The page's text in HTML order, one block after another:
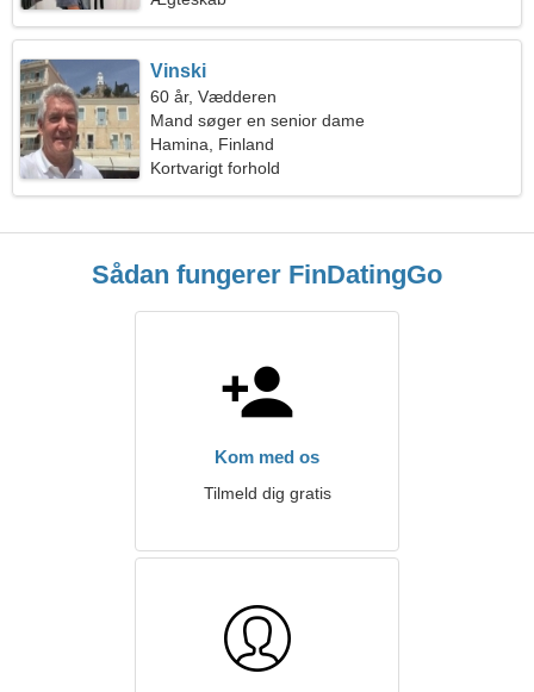
Vinski
60 år, Vædderen
Mand søger en senior dame
Hamina, Finland
Kortvarigt forhold
Sådan fungerer FinDatingGo
Kom med os
Tilmeld dig gratis